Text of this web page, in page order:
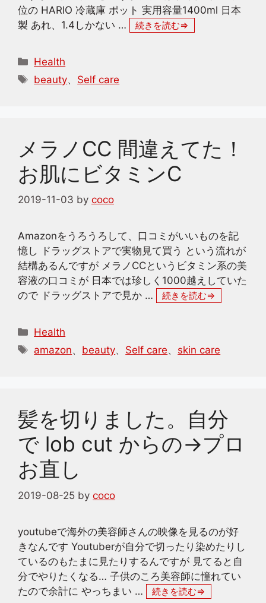
位の HARIO 冷蔵庫 ポット 実用容量1400ml 日本
製 あれ、1.4しかない …
続きを読む
カ
テ
Health
タ
beauty、 Self care
メラノCC 間違えてた！
お肌にビタミンC
2019-11-03 by coco
Amazonをうろうろして、口コミがいいものを記
憶し ドラッグストアで実物見て買う という流れが
結構あるんですが メラノCCというビタミン系の美
容液の口コミが 日本では珍しく1000越えしていた
ので ドラッグストアで見か …
続きを読む
カ
テ
Health
タ
amazon、 beauty、 Self care、 skin care
髪を切りました。自分
で lob cut からの→プロ
お直し
2019-08-25 by coco
youtubeで海外の美容師さんの映像を見るのが好
きなんです Youtuberが自分で切ったり染めたりし
ているのもたまに見たりするんですが 見てると自
分でやりたくなる… 子供のころ美容師に憧れてい
たので余計に やっちまい …
続きを読む